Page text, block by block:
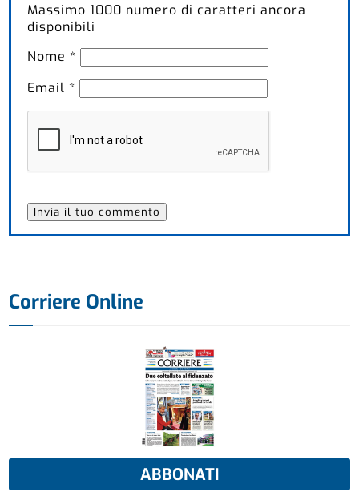
Massimo1000 numero di caratteri ancora
disponibili
Nome *
Email *
Corriere Online
ABBONATI